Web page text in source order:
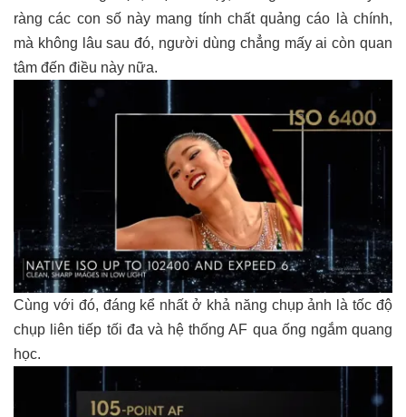
ràng các con số này mang tính chất quảng cáo là chính,
mà không lâu sau đó, người dùng chẳng mấy ai còn quan
tâm đến điều này nữa.
Cùng với đó, đáng kể nhất ở khả năng chụp ảnh là tốc độ
chụp liên tiếp tối đa và hệ thống AF qua ống ngắm quang
học.